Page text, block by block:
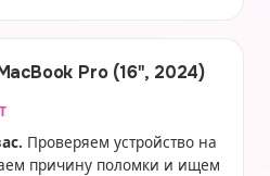
Pro (16", 2024)
Проверяем устройство на
причину поломки и ищем